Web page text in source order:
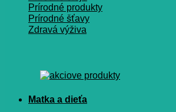
Prírodné produkty
Prírodné šťavy
Zdravá výživa
Matka a dieťa